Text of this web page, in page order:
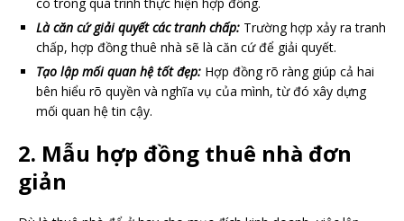
Là căn cứ giải quyết các tranh chấp: Trường hợp xảy ra tranh
chấp, hợp đồng thuê nhà sẽ là căn cứ để giải quyết.
Tạo lập mối quan hệ tốt đẹp: Hợp đồng rõ ràng giúp cả hai
bên hiểu rõ quyền và nghĩa vụ của mình, từ đó xây dựng
mối quan hệ tin cậy.
2. Mẫu hợp đồng thuê nhà đơn
giản